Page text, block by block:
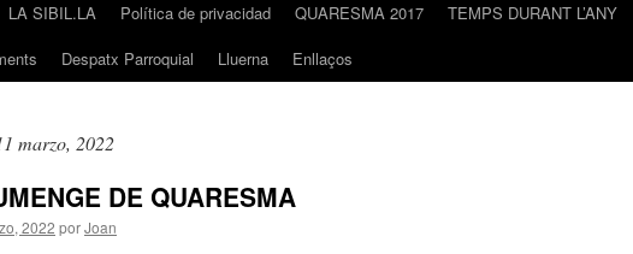
LA SIBIL.LA Política de privacidad QUARESMA 2017 TEMPS DURANT L’ANY
Despatx Parroquial Lluerna Enllaços
marzo, 2022
DE QUARESMA
2022 porJoan